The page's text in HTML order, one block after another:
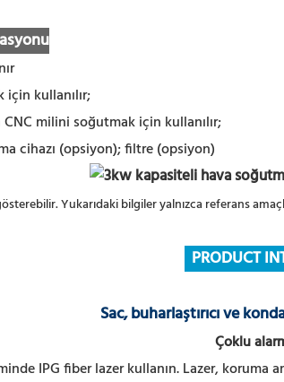
kullanılır;
milini soğutmak için kullanılır;
cihazı (opsiyon); filtre (opsiyon)
Yukarıdaki bilgiler yalnızca referans
PRODUCT
Sac, buharlaştırıcı ve
Çoklu
IPG fiber lazer kullanın.Lazer, koruma